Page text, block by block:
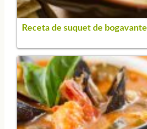
Receta de suquet de bogavante